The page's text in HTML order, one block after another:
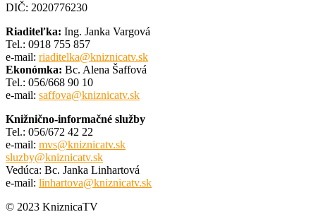
DIČ: 2020776230
Riaditeľka: Ing. Janka Vargová
Tel.: 0918 755 857
e-mail: riaditelka@kniznicatv.sk
Ekonómka: Bc. Alena Šaffová
Tel.: 056/668 90 10
e-mail: saffova@kniznicatv.sk
Knižnično-informačné služby
Tel.: 056/672 42 22
e-mail: mvs@kniznicatv.sk
sluzby@kniznicatv.sk
Vedúca: Bc. Janka Linhartová
e-mail: linhartova@kniznicatv.sk
© 2023 KniznicaTV